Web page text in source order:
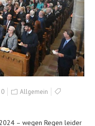
0
Allgemein
– wegen Regen leider